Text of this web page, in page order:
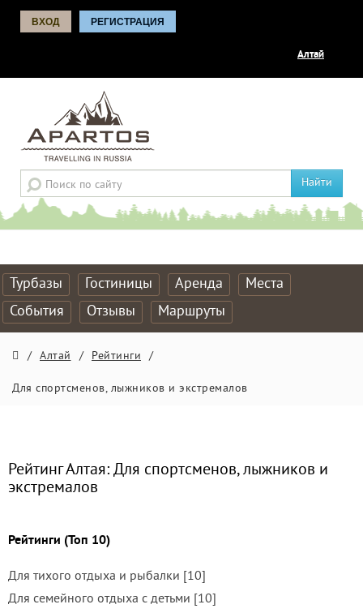
ВХОД РЕГИСТРАЦИЯ
Алтай
Найти
Турбазы Гостиницы Аренда
Места
События
Отзывы Маршруты
/ Алтай / Рейтинги /
Для спортсменов, лыжников и экстремалов
Рейтинг Алтая: Для спортсменов, лыжников и
экстремалов
Рейтинги (Топ 10)
Для тихого отдыха и рыбалки [10]
Для семейного отдыха с детьми [10]